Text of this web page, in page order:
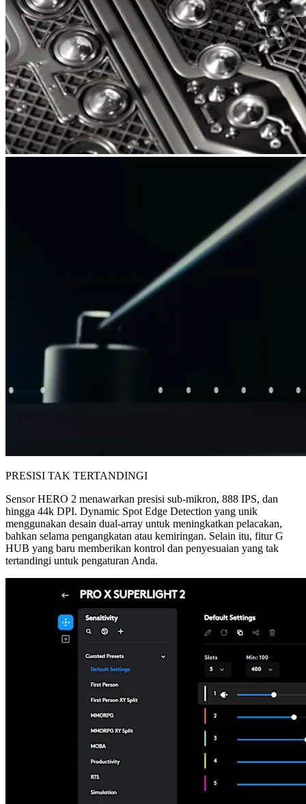
PRESISI TAK TERTANDINGI
Sensor HERO 2 menawarkan presisi sub-mikron, 888 IPS, dan
hingga 44k DPI. Dynamic Spot Edge Detection yang unik
menggunakan desain dual-array untuk meningkatkan pelacakan,
bahkan selama pengangkatan atau kemiringan. Selain itu, fitur G
HUB yang baru memberikan kontrol dan penyesuaian yang tak
tertandingi untuk pengaturan Anda.